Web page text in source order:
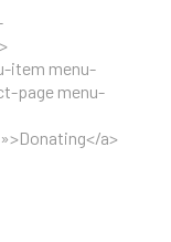
item menu-
page menu-
a>